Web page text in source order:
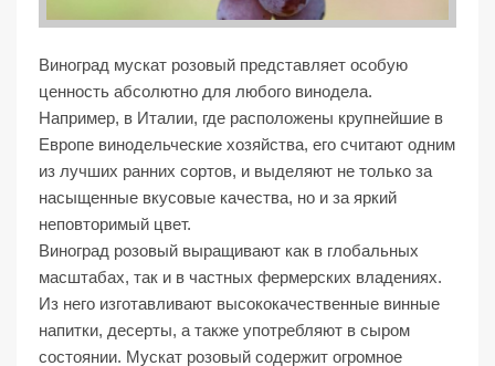
Виноград мускат розовый представляет особую
ценность абсолютно для любого винодела.
Например, в Италии, где расположены крупнейшие в
Европе винодельческие хозяйства, его считают одним
из лучших ранних сортов, и выделяют не только за
насыщенные вкусовые качества, но и за яркий
неповторимый цвет.
Виноград розовый выращивают как в глобальных
масштабах, так и в частных фермерских владениях.
Из него изготавливают высококачественные винные
напитки, десерты, а также употребляют в сыром
состоянии. Мускат розовый содержит огромное